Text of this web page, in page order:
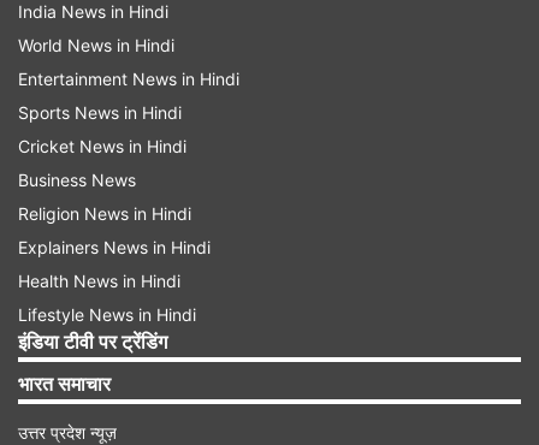
India News in Hindi
World News in Hindi
Entertainment News in Hindi
Sports News in Hindi
Cricket News in Hindi
Business News
Religion News in Hindi
Explainers News in Hindi
Health News in Hindi
Lifestyle News in Hindi
इंडिया टीवी पर ट्रेंडिंग
भारत समाचार
उत्तर प्रदेश न्यूज़